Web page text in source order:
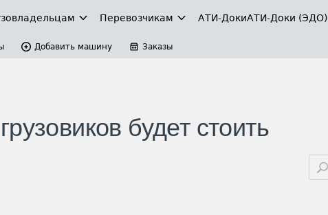
Перевозчикам АТИ-ДокиАТИ-Доки (ЭДО)
Добавить машину Заказы
будет стоить